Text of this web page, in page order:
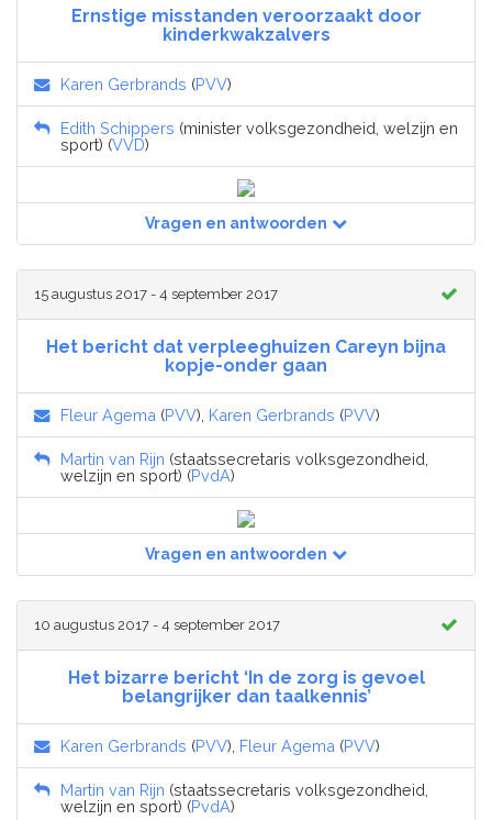
Ernstige misstanden veroorzaakt door
kinderkwakzalvers
Karen Gerbrands (PVV)
Edith Schippers (minister volksgezondheid, welzijn en
sport) (VVD)
Vragen en antwoorden
15 augustus 2017 - 4 september 2017
Het bericht dat verpleeghuizen Careyn bijna
kopje-onder gaan
Fleur Agema (PVV), Karen Gerbrands (PVV)
Martin van Rijn (staatssecretaris volksgezondheid,
welzijn en sport) (PvdA)
Vragen en antwoorden
10 augustus 2017 - 4 september 2017
Het bizarre bericht ‘In de zorg is gevoel
belangrijker dan taalkennis’
Karen Gerbrands (PVV), Fleur Agema (PVV)
Martin van Rijn (staatssecretaris volksgezondheid,
welzijn en sport) (PvdA)